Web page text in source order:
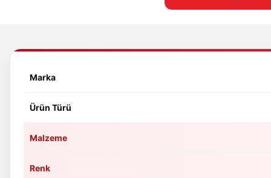
Marka
Ürün Türü
Malzeme
Renk